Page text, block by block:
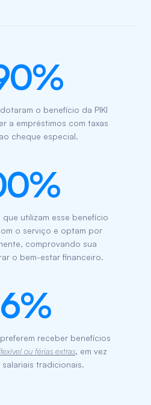
o benefício da PIKI
a empréstimos com taxas
cheque especial.
utilizam esse benefício
o serviço e optam por
comprovando sua
o bem-estar financeiro.
receber benefícios
ou férias extras, em vez
tradicionais.